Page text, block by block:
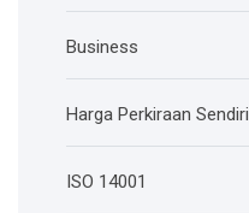
Business
Harga Perkiraan Sendiri
ISO 14001